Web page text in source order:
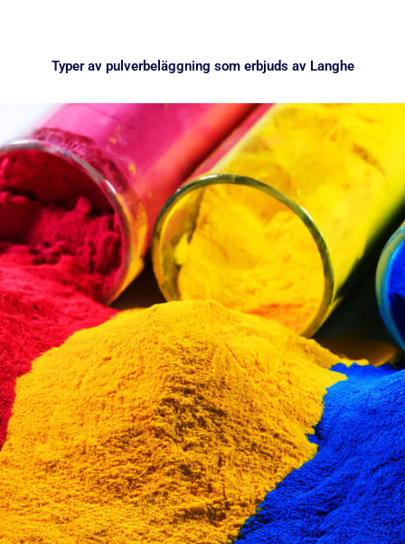
Typer av pulverbeläggning som erbjuds av Langhe